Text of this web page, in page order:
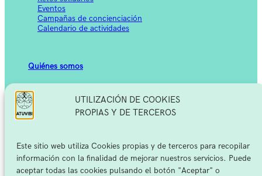
UTILIZACIÓN DE COOKIES
PROPIAS Y DE TERCEROS
Este sitio web utiliza Cookies propias y de terceros para recopilar
información con la finalidad de mejorar nuestros servicios. Puede
aceptar todas las cookies pulsando el botón "Aceptar" o
Eventos
Campañas de concienciación
Calendario de actividades
Quiénes somos
Misión, visión, valores
Recursos para pacientes Noticias